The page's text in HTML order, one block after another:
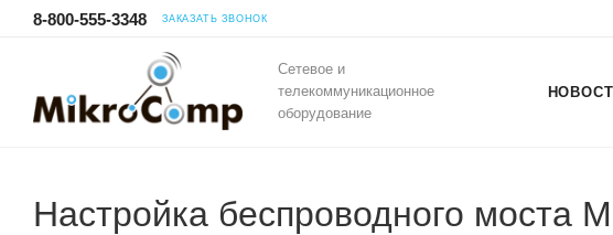
8-800-555-3348 ЗАКАЗАТЬ ЗВОНОК
Сетевое и
телекоммуникационное
оборудование
Настройка беспроводного моста